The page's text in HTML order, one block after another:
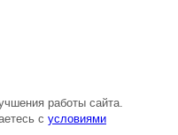
работы сайта.
с условиями